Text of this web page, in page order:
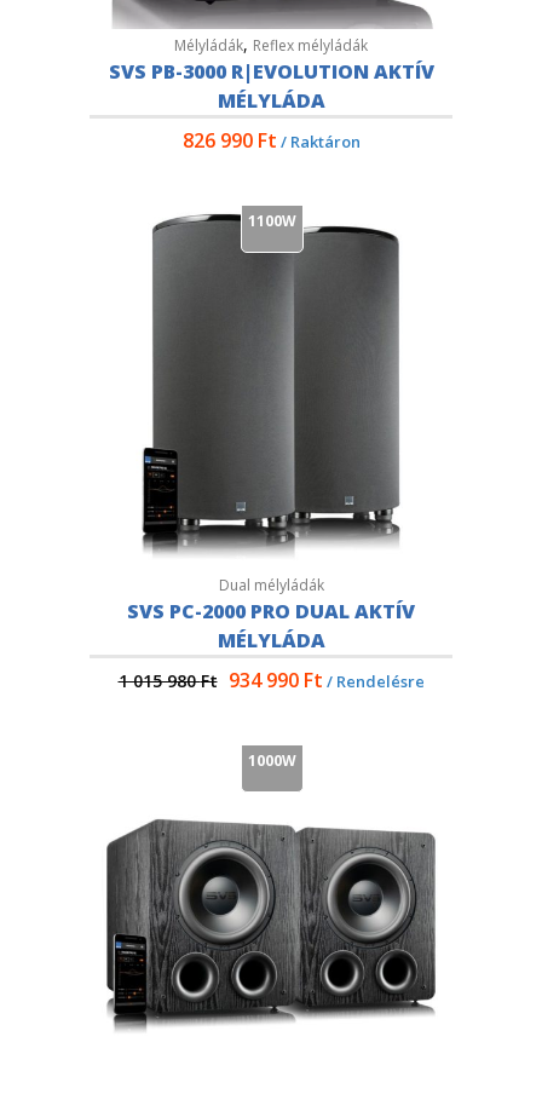
Mélyládák, Reflex mélyládák
SVS PB-3000 R|EVOLUTION AKTÍV
MÉLYLÁDA
826 990 Ft / Raktáron
1100W
Dual mélyládák
SVS PC-2000 PRO DUAL AKTÍV
MÉLYLÁDA
1 015 980Ft 934 990 Ft / Rendelésre
1000W